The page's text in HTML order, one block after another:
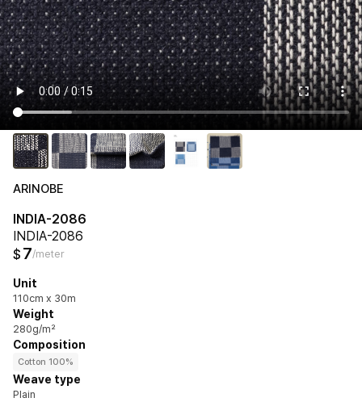
ARINOBE
INDIA-2086
INDIA-2086
$ 7/meter
Unit
110cm x 30m
Weight
280g/m²
Composition
Cotton 100%
Weave type
Plain